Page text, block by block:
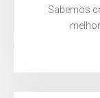
Sabemos